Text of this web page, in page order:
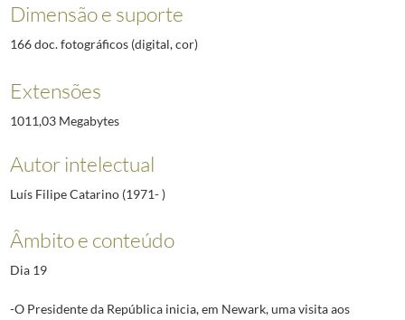
Dimensão e suporte
166 doc. fotográficos (digital, cor)
Extensões
1011,03 Megabytes
Autor intelectual
Luís Filipe Catarino (1971- )
Âmbito e conteúdo
Dia 19
-O Presidente da República inicia, em Newark, uma visita aos